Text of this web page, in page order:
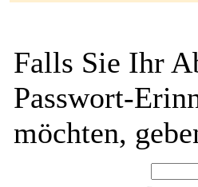
Falls Sie Ihr
Passwort-
möchten,